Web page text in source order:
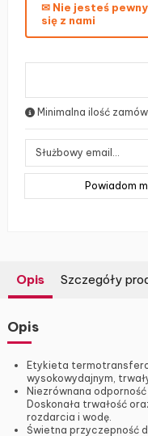
✉ Nie jesteś
się z nami
Minimalna ilość
Opis Szczegóły
Opis
Etykieta
wysokowydajnym,
Niezrównana
Doskonała trwałość
rozdarcia i wodę.
Świetna przyczepność